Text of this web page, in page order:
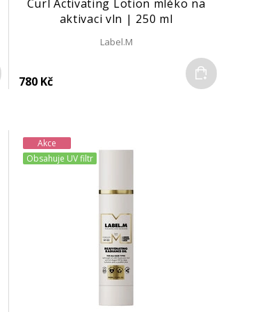
Do košíku
Curl Activating Lotion mléko na
aktivaci vln | 250 ml
Label.M
780 Kč
Do košíku
Akce
Obsahuje UV filtr